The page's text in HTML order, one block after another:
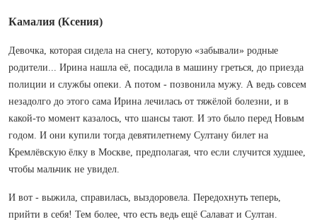
Камалия (Ксения)
Девочка, которая сидела на снегу, которую «забывали» родные
родители... Ирина нашла её, посадила в машину греться, до приезда
полиции и службы опеки. А потом - позвонила мужу. А ведь совсем
незадолго до этого сама Ирина лечилась от тяжёлой болезни, и в
какой-то момент казалось, что шансы тают. И это было перед Новым
годом. И они купили тогда девятилетнему Султану билет на
Кремлёвскую ёлку в Москве, предполагая, что если случится худшее,
чтобы мальчик не увидел.
И вот - выжила, справилась, выздоровела. Передохнуть теперь,
прийти в себя! Тем более, что есть ведь ещё Салават и Султан.